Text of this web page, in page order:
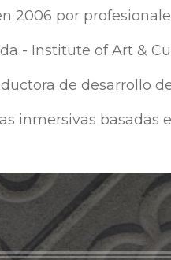
2006 por
- Institute of Art &
de desarrollo
inmersivas